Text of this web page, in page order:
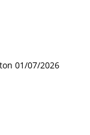
01/07/2026